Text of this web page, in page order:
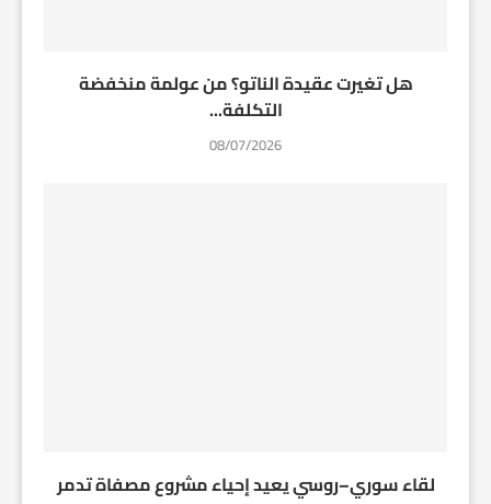
هل تغيرت عقيدة الناتو؟ من عولمة منخفضة
التكلفة...
08/07/2026
لقاء سوري–روسي يعيد إحياء مشروع مصفاة تدمر